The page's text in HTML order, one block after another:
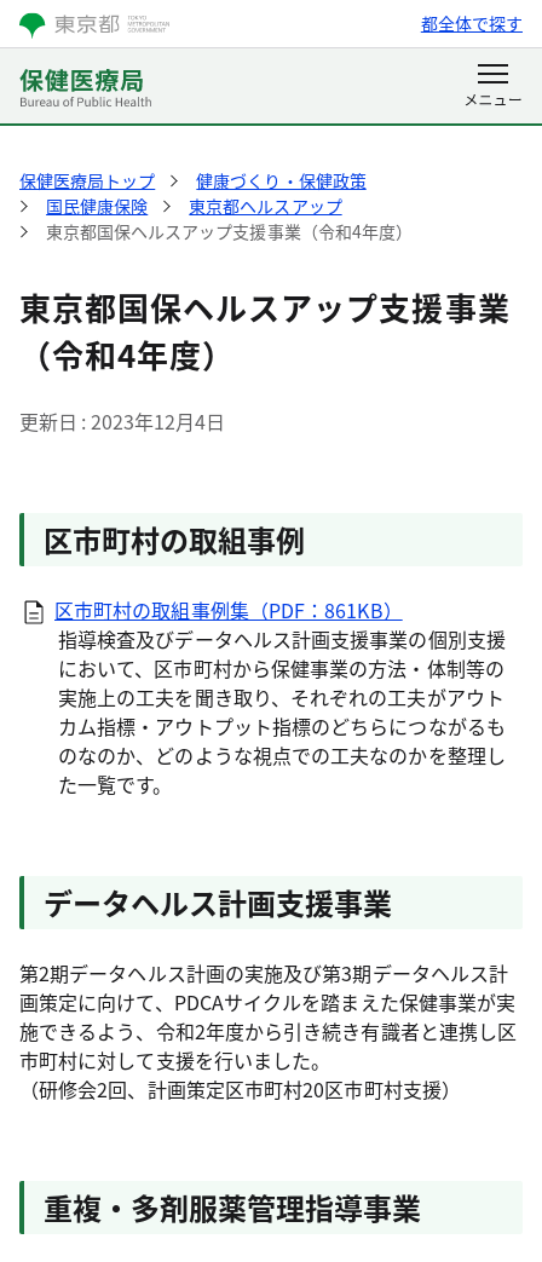
都全体で探す
保健医療局トップ
健康づくり・保健政策
国民健康保険
東京都ヘルスアップ
東京都国保ヘルスアップ支援事業（令和4年度）
東京都国保ヘルスアップ支援事業
（令和4年度）
更新日 2023年12月4日
区市町村の取組事例
区市町村の取組事例集（PDF：861KB）
指導検査及びデータヘルス計画支援事業の個別支援
において、区市町村から保健事業の方法・体制等の
実施上の工夫を聞き取り、それぞれの工夫がアウト
カム指標・アウトプット指標のどちらにつながるも
のなのか、どのような視点での工夫なのかを整理し
た一覧です。
データヘルス計画支援事業
第2期データヘルス計画の実施及び第3期データヘルス計
画策定に向けて、PDCAサイクルを踏まえた保健事業が実
施できるよう、令和2年度から引き続き有識者と連携し区
市町村に対して支援を行いました。
（研修会2回、計画策定区市町村20区市町村支援）
重複・多剤服薬管理指導事業